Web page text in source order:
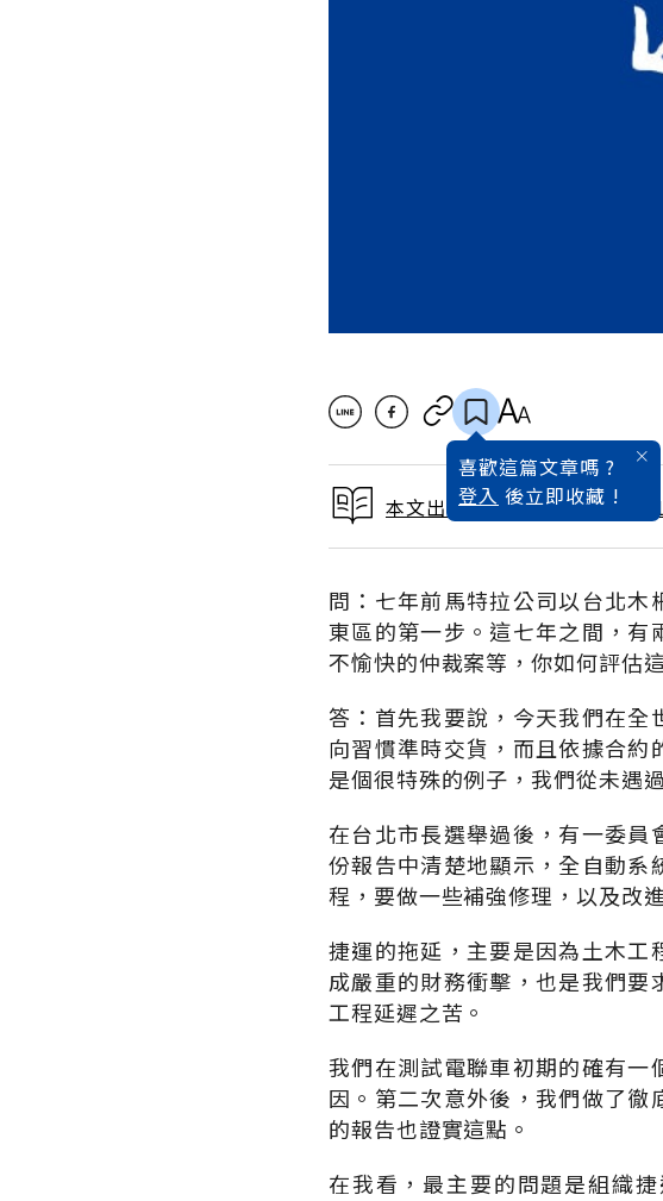
喜歡這篇文章嗎 ?
登入 後立即收藏 !
本文出自 1995 / 9月號雜誌 第
問：七年前馬特拉公司以台北
東區的第一步。這七年之間，有
不愉快的仲裁案等，你如何評估
答：首先我要說，今天我們在
向習慣準時交貨，而且依據合約
是個很特殊的例子，我們從未遇
在台北市長選舉過後，有一委
份報告中清楚地顯示，全自動系
程，要做一些補強修理，以及改
捷運的拖延，主要是因為土木
成嚴重的財務衝擊，也是我們
工程延遲之苦。
我們在測試電聯車初期的確有一
因。第二次意外後，我們做了
的報告也證實這點。
在我看，最主要的問題是組織